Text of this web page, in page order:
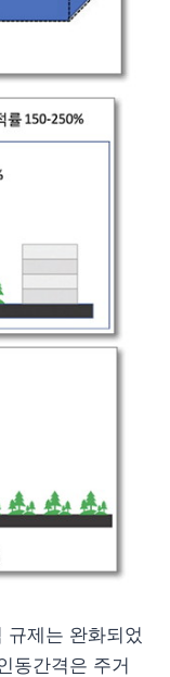
규제는 완화되었
동간격은 주거